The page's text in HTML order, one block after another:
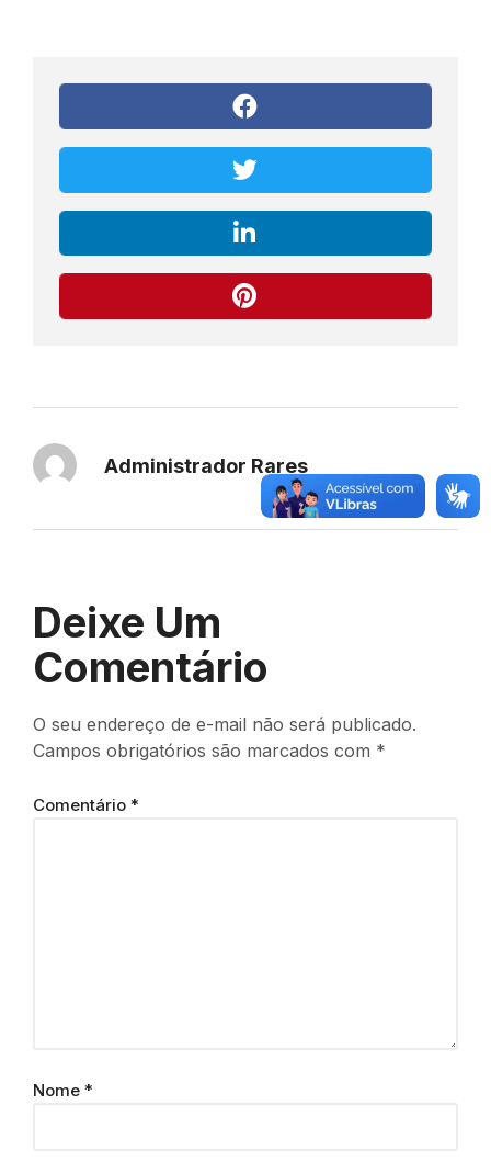
Administrador Rares
Deixe Um
Comentário
O seu endereço de e-mail não será publicado.
Campos obrigatórios são marcados com *
Comentário *
Nome *